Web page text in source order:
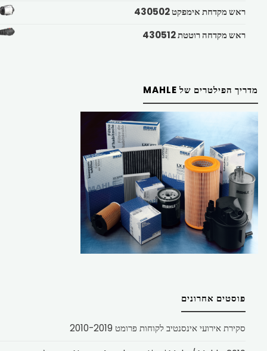
ראש מקדחת אימפקט 430502
ראש מקדחה רוטטת 430512
מדריך הפילטרים של MAHLE
פוסטים אחרונים
סקירת אירועי אינסנטיב לקוחות פרומט 2010-2019